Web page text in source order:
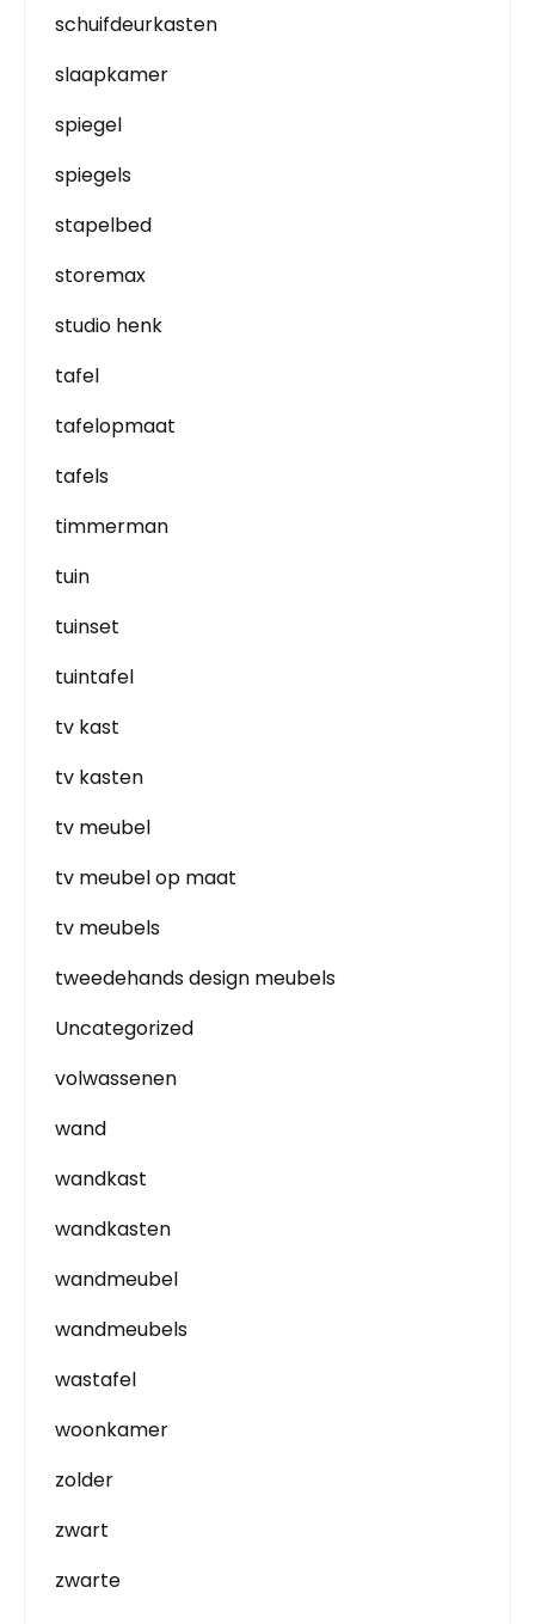
schuifdeurkasten
slaapkamer
spiegel
spiegels
stapelbed
storemax
studio henk
tafel
tafelopmaat
tafels
timmerman
tuin
tuinset
tuintafel
tv kast
tv kasten
tv meubel
tv meubel op maat
tv meubels
tweedehands design meubels
Uncategorized
volwassenen
wand
wandkast
wandkasten
wandmeubel
wandmeubels
wastafel
woonkamer
zolder
zwart
zwarte